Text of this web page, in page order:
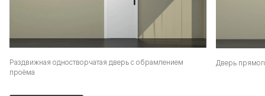
Раздвижная одностворчатая дверь с обрамлением
проёма
Дверь